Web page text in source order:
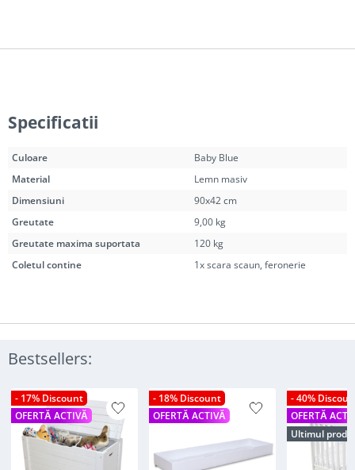
Specificatii
Culoare
Baby Blue
Material
Lemn masiv
Dimensiuni
90x42 cm
Greutate
9,00 kg
Greutate maxima suportata
120 kg
Coletul contine
1x scara scaun, feronerie
Bestsellers:
- 17% Discount
OFERTĂ ACTIVĂ
- 18% Discount
OFERTĂ ACTIVĂ
- 40%
OFERTĂ
Ultimul